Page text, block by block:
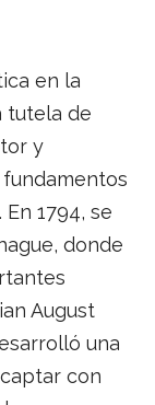
en la
tutela de
y
1794, se
donde
August
una
con